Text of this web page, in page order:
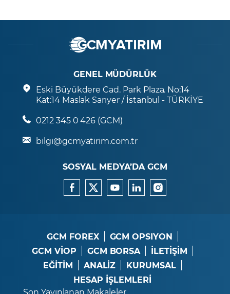
GENEL MÜDÜRLÜK
Eski Büyükdere Cad. Park Plaza. No:14
Kat:14 Maslak Sarıyer / İstanbul - TÜRKİYE
0212 345 0 426 (GCM)
bilgi@gcmyatirim.com.tr
SOSYAL MEDYA’DA GCM
GCM FOREX
GCM OPSIYON
GCM VİOP
GCM BORSA
İLETİŞİM
EĞİTİM
ANALİZ
KURUMSAL
HESAP İŞLEMLERİ
Son Yayınlanan Makaleler